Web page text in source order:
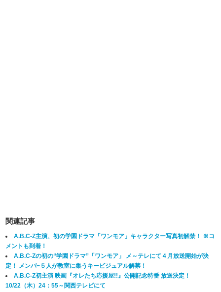
関連記事
A.B.C-Z主演、初の学園ドラマ「ワンモア」キャラクター写真初解禁！ ※コ
メントも到着！
A.B.C-Zの初の“学園ドラマ”「ワンモア」 メ～テレにて４月放送開始が決
定！ メンバ−５人が教室に集うキービジュアル解禁！
A.B.C-Z初主演 映画『オレたち応援屋!!』公開記念特番 放送決定！
10/22（木）24：55～関西テレビにて